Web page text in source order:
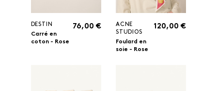
DESTIN
Carré en
coton - Rose
76,00 €
ACNE
STUDIOS
Foulard en
soie - Rose
120,00 €